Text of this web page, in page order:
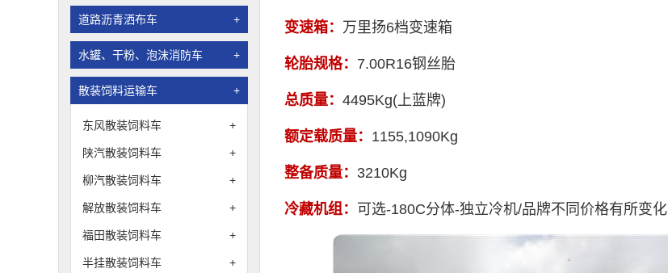
道路沥青洒布车 +
水罐、干粉、泡沫消防车 +
散装饲料运输车 +
东风散装饲料车 +
陕汽散装饲料车 +
柳汽散装饲料车 +
解放散装饲料车 +
福田散装饲料车 +
半挂散装饲料车 +
变速箱： 万里扬6档变速箱
轮胎规格： 7.00R16钢丝胎
总质量： 4495Kg(上蓝牌)
额定载质量： 1155,1090Kg
整备质量： 3210Kg
冷藏机组： 可选-180C分体-独立冷机/品牌不同价格有所变化